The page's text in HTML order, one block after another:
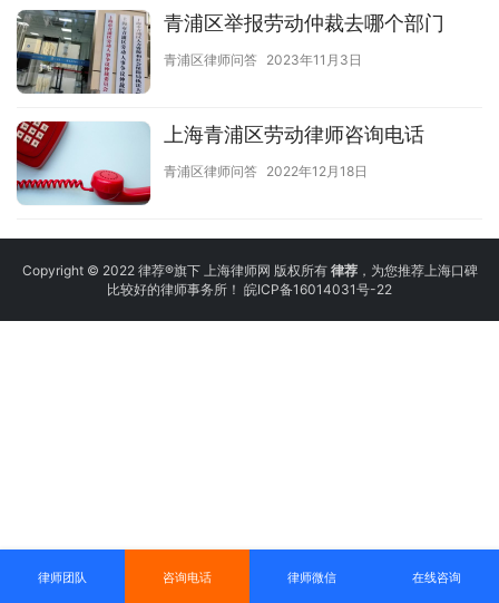
青浦区举报劳动仲裁去哪个部门
青浦区律师问答 2023年11月3日
上海青浦区劳动律师咨询电话
青浦区律师问答 2022年12月18日
Copyright © 2022 律荐®旗下 上海律师网 版权所有 律荐，为您推荐上海口碑
比较好的律师事务所！ 皖ICP备16014031号-22
律师团队 咨询电话 律师微信 在线咨询